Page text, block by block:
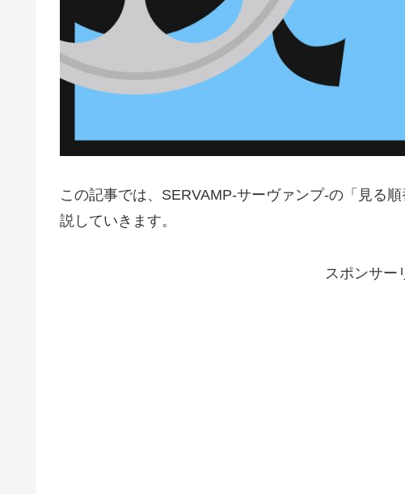
この記事では、SERVAMP-サーヴァンプ-の「見る
説していきます。
スポンサー